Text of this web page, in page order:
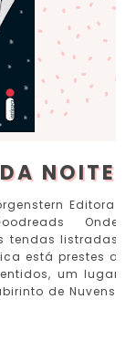
NOITE
Editora:
Onde
tendas listradas
está prestes a
um lugar
de Nuvens,